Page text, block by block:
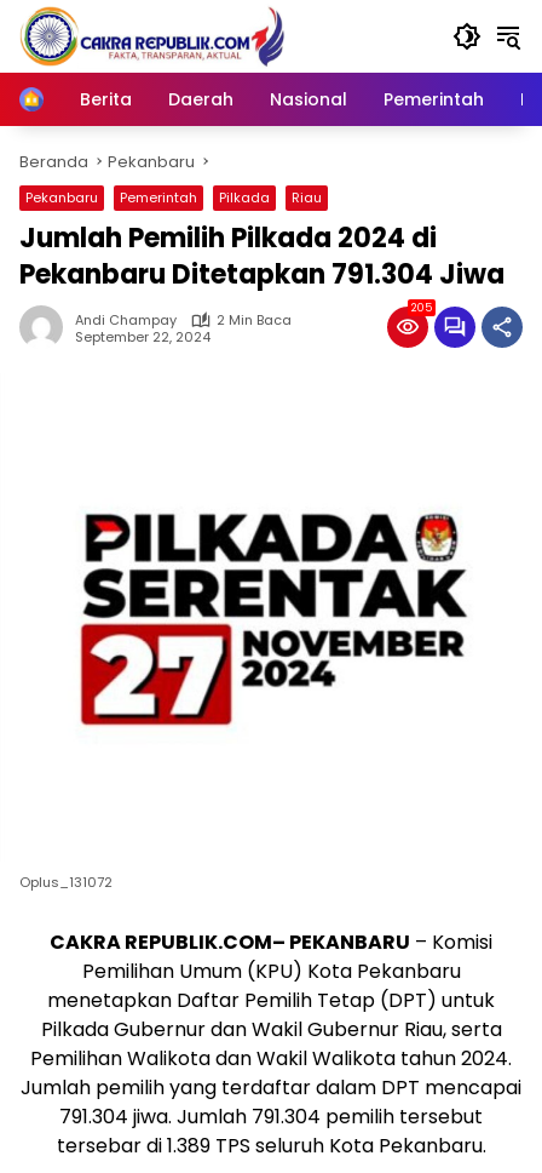
Langsung
konten
Home
Berita Daerah Nasional Pemerintah
Beranda Pekanbaru
Pekanbaru Pemerintah Pilkada Riau
Jumlah Pemilih Pilkada 2024 di
Pekanbaru Ditetapkan 791.304 Jiwa
Andi Champay
2 Min Baca
September 22, 2024
205
Oplus_131072
CAKRA REPUBLIK.COM– PEKANBARU – Komisi
Pemilihan Umum (KPU) Kota Pekanbaru
menetapkan Daftar Pemilih Tetap (DPT) untuk
Pilkada Gubernur dan Wakil Gubernur Riau, serta
Pemilihan Walikota dan Wakil Walikota tahun 2024.
Jumlah pemilih yang terdaftar dalam DPT mencapai
791.304 jiwa. Jumlah 791.304 pemilih tersebut
tersebar di 1.389 TPS seluruh Kota Pekanbaru.